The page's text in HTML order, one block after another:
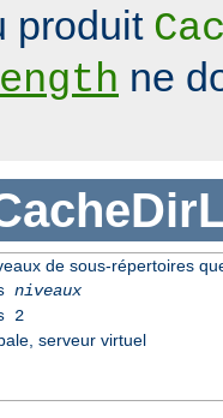
produit
ne
de sous-répertoires
niveaux
2
serveur virtuel